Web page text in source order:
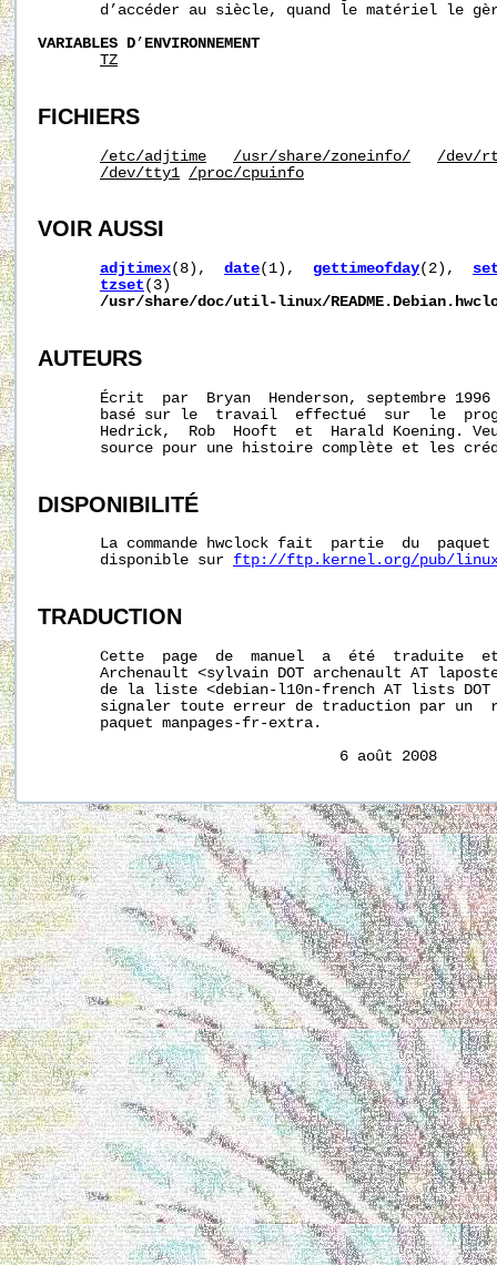
d’accéder au siècle, quand le matériel le
VARIABLES D’ ENVIRONNEMENT
TZ
FICHIERS
/etc/adjtime /usr/share/zoneinfo/
/dev/
/dev/tty1 /proc/cpuinfo
VOIR AUSSI
adjtimex(8), date(1), gettimeofday(2),
tzset
/usr/share/doc/util-linux/
AUTEURS
Écrit  par  Bryan  Henderson, septembre 1996
basé sur le  travail  effectué  sur  le
Hedrick,  Rob  Hooft  et  Harald Koening.
source pour une histoire complète et les
DISPONIBILITÉ
La commande hwclock fait  partie  du
       disponible sur
ftp://ftp.kernel.org/pub/
TRADUCTION
Cette  page  de  manuel  a  été  traduite
Archenault <sylvain DOT archenault AT
de la liste <debian-l10n-french AT lists
signaler toute erreur de traduction par un
       paquet manpages-fr-extra.